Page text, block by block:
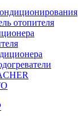
отопителя